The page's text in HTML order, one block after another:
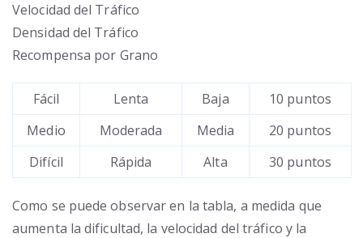
Velocidad del Tráfico
Densidad del Tráfico
Recompensa por Grano
Fácil Lenta Baja
10 puntos
Medio
Moderada Media
20 puntos
Difícil
Rápida Alta 30 puntos
Como se puede observar en la tabla, a medida que
aumenta la dificultad, la velocidad del tráfico y la